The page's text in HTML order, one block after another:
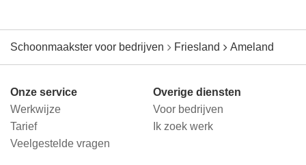
Schoonmaakster voor bedrijven Friesland Ameland
Onze service
Werkwijze
Tarief
Veelgestelde vragen
Overige diensten
Voor bedrijven
Ik zoek werk